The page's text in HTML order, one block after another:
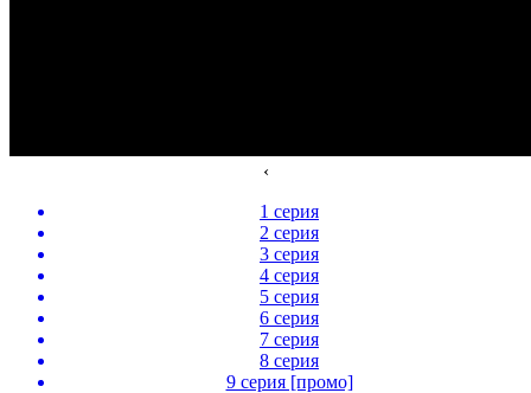
‹
1 серия
2 серия
3 серия
4 серия
5 серия
6 серия
7 серия
8 серия
9 серия [промо]